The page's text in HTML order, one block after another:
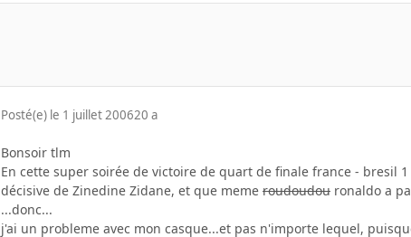
Posté(e) le 1 juillet 200620 a
Bonsoir tlm
En cette super soirée de victoire de quart de finale france - bresil
décisive de Zinedine Zidane, et que meme roudoudou ronaldo a
...donc...
j'ai un probleme avec mon casque...et pas n'importe lequel,